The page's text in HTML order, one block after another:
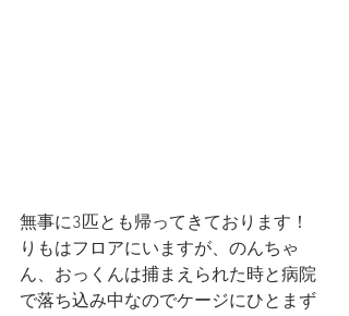
無事に3匹とも帰ってきております！
りもはフロアにいますが、のんちゃ
ん、おっくんは捕まえられた時と病院
で落ち込み中なのでケージにひとまず